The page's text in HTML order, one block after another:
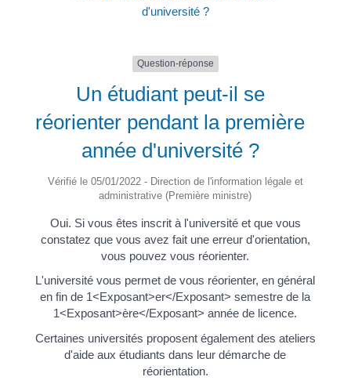
d'université ?
Question-réponse
Un étudiant peut-il se
réorienter pendant la première
année d'université ?
Vérifié le 05/01/2022 - Direction de l'information légale et
administrative (Première ministre)
Oui. Si vous êtes inscrit à l'université et que vous
constatez que vous avez fait une erreur d'orientation,
vous pouvez vous réorienter.
L'université vous permet de vous réorienter, en général
en fin de 1<Exposant>er</Exposant> semestre de la
1<Exposant>ère</Exposant> année de licence.
Certaines universités proposent également des ateliers
d'aide aux étudiants dans leur démarche de
réorientation.